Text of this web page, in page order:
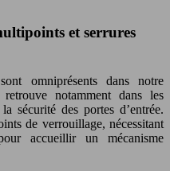
et serrures
omniprésents dans notre
notamment dans les
sécurité des portes d’entrée.
de verrouillage, nécessitant
accueillir un mécanisme